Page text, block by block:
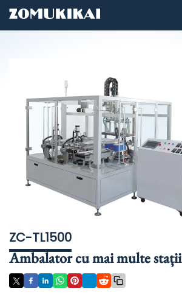
ZC-TL1500
Ambalator cu mai multe stații